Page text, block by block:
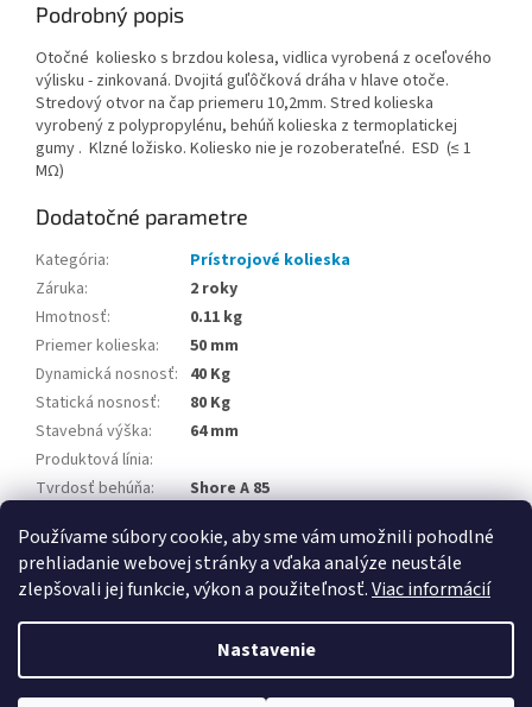
Používame súbory cookie, aby sme vám umožnili pohodlné
prehliadanie webovej stránky a vďaka analýze neustále
zlepšovali jej funkcie, výkon a použiteľnosť.Viac informácií
Nastavenie
Podrobný popis
Otočné koliesko s brzdou kolesa, vidlica vyrobená z oceľového
výlisku - zinkovaná. Dvojitá guľôčková dráha v hlave otoče.
Stredový otvor na čap priemeru 10,2mm. Stred kolieska
vyrobený z polypropylénu, behúň kolieska z termoplatickej
gumy . Klzné ložisko. Koliesko nie je rozoberateľné. ESD (≤ 1
MΩ)
Dodatočné parametre
Kategória:
Prístrojové kolieska
Záruka:
2 roky
Hmotnosť:
0.11 kg
Priemer kolieska:
50 mm
Dynamická nosnosť: 40 Kg
Statická nosnosť:
80 Kg
Stavebná výška:
64 mm
Produktová línia:
Tvrdosť behúňa:
Shore A 85